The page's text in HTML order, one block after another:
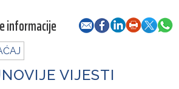
informacije
VIJESTI